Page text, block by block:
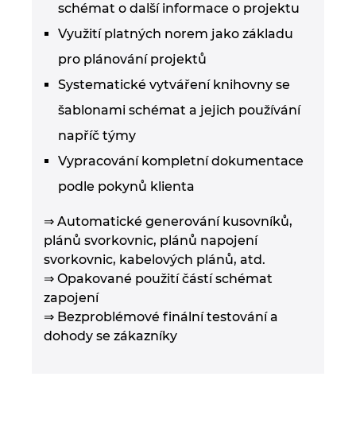
schémat o další informace o projektu
Využití platných norem jako základu
pro plánování projektů
Systematické vytváření knihovny se
šablonami schémat a jejich používání
napříč týmy
Vypracování kompletní dokumentace
podle pokynů klienta
⇒ Automatické generování kusovníků,
plánů svorkovnic, plánů napojení
svorkovnic, kabelových plánů, atd.
⇒ Opakované použití částí schémat
zapojení
⇒ Bezproblémové finální testování a
dohody se zákazníky